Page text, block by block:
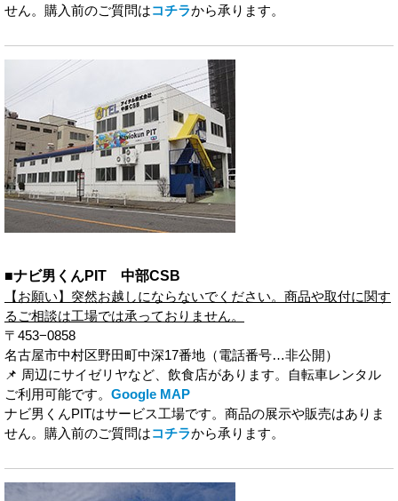
せん。購入前のご質問はコチラから承ります。
■ナビ男くんPIT 中部CSB
【お願い】突然お越しにならないでください。商品や取付に関す
るご相談は工場では承っておりません。
〒453−0858
名古屋市中村区野田町中深17番地（電話番号…非公開）
📌 周辺にサイゼリヤなど、飲食店があります。自転車レンタル
ご利用可能です。 Google MAP
ナビ男くんPITはサービス工場です。商品の展示や販売はありま
せん。購入前のご質問はコチラから承ります。